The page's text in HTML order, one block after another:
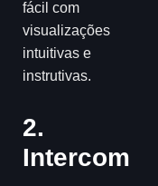
fácil com
visualizações
intuitivas e
instrutivas.
2.
Intercom